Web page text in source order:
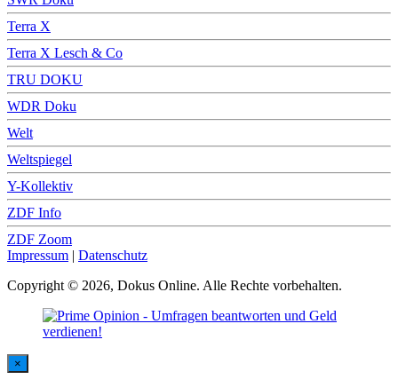
Terra X
Terra X Lesch & Co
TRU DOKU
WDR Doku
Welt
Weltspiegel
Y-Kollektiv
ZDF Info
ZDF Zoom
Impressum | Datenschutz
Copyright © 2026, Dokus Online. Alle Rechte vorbehalten.
×